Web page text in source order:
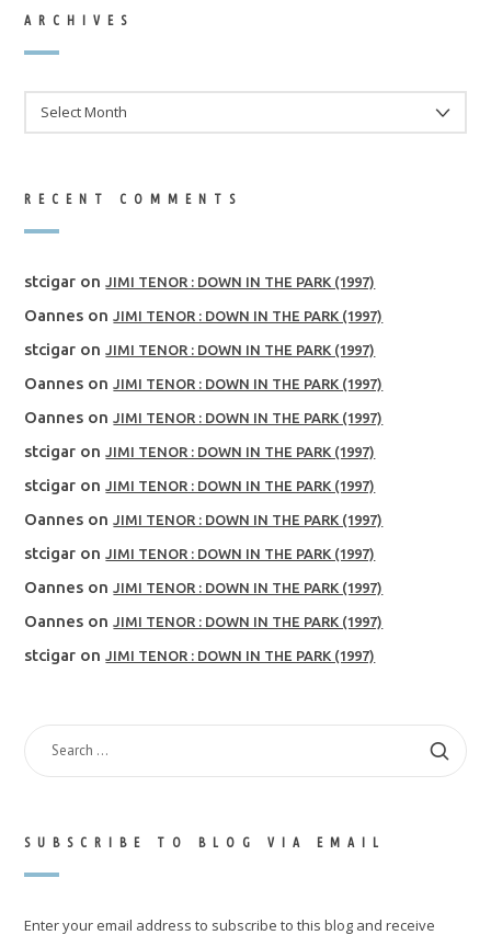
ARCHIVES
RECENT COMMENTS
stcigar on JIMI TENOR : DOWN IN THE PARK (1997)
Oannes on JIMI TENOR : DOWN IN THE PARK (1997)
stcigar on JIMI TENOR : DOWN IN THE PARK (1997)
Oannes on JIMI TENOR : DOWN IN THE PARK (1997)
Oannes on JIMI TENOR : DOWN IN THE PARK (1997)
stcigar on JIMI TENOR : DOWN IN THE PARK (1997)
stcigar on JIMI TENOR : DOWN IN THE PARK (1997)
Oannes on JIMI TENOR : DOWN IN THE PARK (1997)
stcigar on JIMI TENOR : DOWN IN THE PARK (1997)
Oannes on JIMI TENOR : DOWN IN THE PARK (1997)
Oannes on JIMI TENOR : DOWN IN THE PARK (1997)
stcigar on JIMI TENOR : DOWN IN THE PARK (1997)
SEARCH
FOR:
SUBSCRIBE TO BLOG VIA EMAIL
Enter your email address to subscribe to this blog and receive